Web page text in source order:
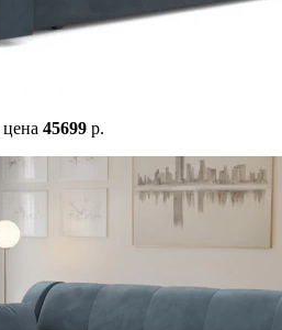
цена 45699 р.